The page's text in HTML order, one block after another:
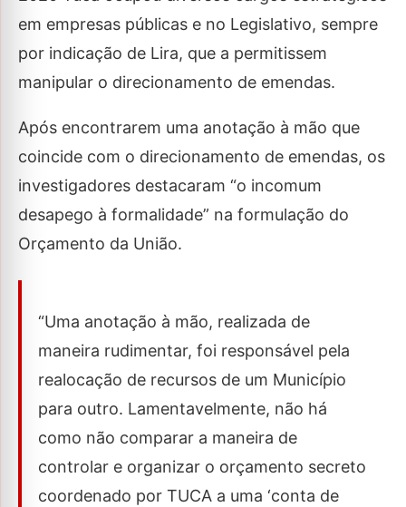
em empresas públicas e no Legislativo, sempre
por indicação de Lira, que a permitissem
manipular o direcionamento de emendas.
Após encontrarem uma anotação à mão que
coincide com o direcionamento de emendas, os
investigadores destacaram “o incomum
desapego à formalidade” na formulação do
Orçamento da União.
“Uma anotação à mão, realizada de
maneira rudimentar, foi responsável pela
realocação de recursos de um Município
para outro. Lamentavelmente, não há
como não comparar a maneira de
controlar e organizar o orçamento secreto
coordenado por TUCA a uma ‘conta de